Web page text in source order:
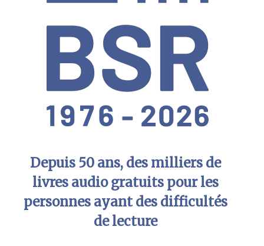
Depuis 50 ans, des milliers de
livres audio gratuits pour les
personnes ayant des difficultés
de lecture